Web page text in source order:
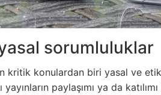
sorumluluklar
kritik konulardan biri yasal ve
paylaşımı ya da